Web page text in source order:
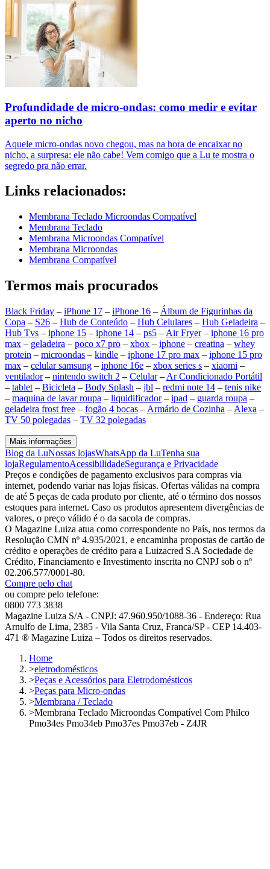
Profundidade de micro-ondas: como medir e evitar
aperto no nicho
Aquele micro-ondas novo chegou, mas na hora de encaixar no
nicho, a surpresa: ele não cabe! Vem comigo que a Lu te mostra o
segredo pra não errar.
Links relacionados:
Membrana Teclado Microondas Compatível
Membrana Teclado
Membrana Microondas Compatível
Membrana Microondas
Membrana Compatível
Termos mais procurados
Black Friday – iPhone 17 – iPhone 16 – Álbum de Figurinhas da
Copa – S26 – Hub de Conteúdo – Hub Celulares – Hub Geladeira –
Hub Tvs – iphone 15 – iphone 14 – ps5 – Air Fryer– iphone 16 pro
max – geladeira – poco x7 pro – xbox – iphone – creatina – whey
protein – microondas – kindle – iphone 17 pro max – iphone 15 pro
max – celular samsung – iphone 16e – xbox series s – xiaomi –
ventilador– nintendo switch 2 – Celular– Ar Condicionado Portátil
– tablet – Bicicleta – Body Splash – jbl – redmi note 14 – tenis nike
– maquina de lavar roupa – liquidificador– ipad – guarda roupa –
geladeira frost free – fogão 4 bocas – Armário de Cozinha – Alexa –
TV 50 polegadas – TV 32 polegadas
Mais informações
Blog da LuNossas lojasWhatsApp da LuTenha sua
lojaRegulamentoAcessibilidadeSegurança e Privacidade
Preços e condições de pagamento exclusivos para compras via
internet, podendo variar nas lojas físicas. Ofertas válidas na compra
de até 5 peças de cada produto por cliente, até o término dos nossos
estoques para internet. Caso os produtos apresentem divergências de
valores, o preço válido é o da sacola de compras.
O Magazine Luiza atua como correspondente no País, nos termos da
Resolução CMN nº 4.935/2021, e encaminha propostas de cartão de
crédito e operações de crédito para a Luizacred S.A Sociedade de
Crédito, Financiamento e Investimento inscrita no CNPJ sob o nº
02.206.577/0001-80.
Compre pelo chat
ou compre pelo telefone:
0800 773 3838
Magazine Luiza S/A - CNPJ: 47.960.950/1088-36 - Endereço: Rua
Arnulfo de Lima, 2385 - Vila Santa Cruz, Franca/SP - CEP 14.403-
471 ® Magazine Luiza – Todos os direitos reservados.
Home
>eletrodomésticos
>Peças e Acessórios para Eletrodomésticos
>Peças para Micro-ondas
>Membrana / Teclado
>Membrana Teclado Microondas Compatível Com Philco
Pmo34es Pmo34eb Pmo37es Pmo37eb - Z4JR